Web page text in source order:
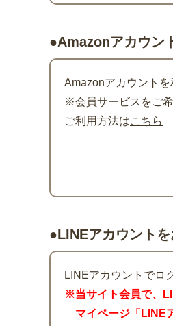
●Amazonアカウン
Amazonアカウント
※会員サービスをご
ご利用方法はこちら
●LINEアカウント
LINEアカウントでロ
※当サイト会員で、
マイページ「LINE